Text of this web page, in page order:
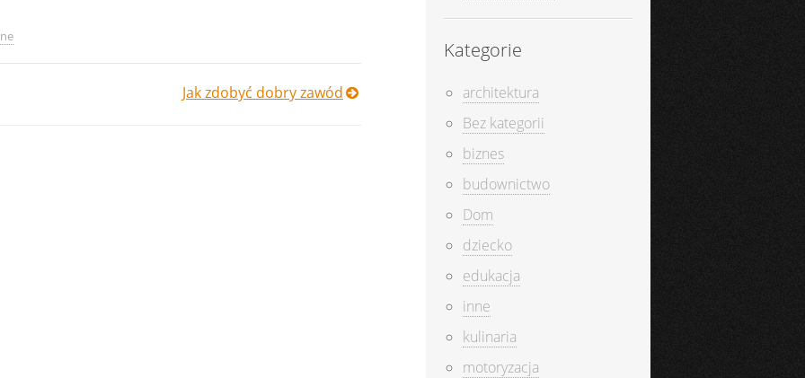
Jak zdobyć dobry zawód
Kategorie
architektura
Bez kategorii
biznes
budownictwo
Dom
dziecko
edukacja
inne
kulinaria
motoryzacja